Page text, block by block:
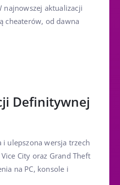
najnowszej aktualizacji
cheaterów, od dawna
Definitywnej
i ulepszona wersja trzech
City oraz Grand Theft
na PC, konsole i